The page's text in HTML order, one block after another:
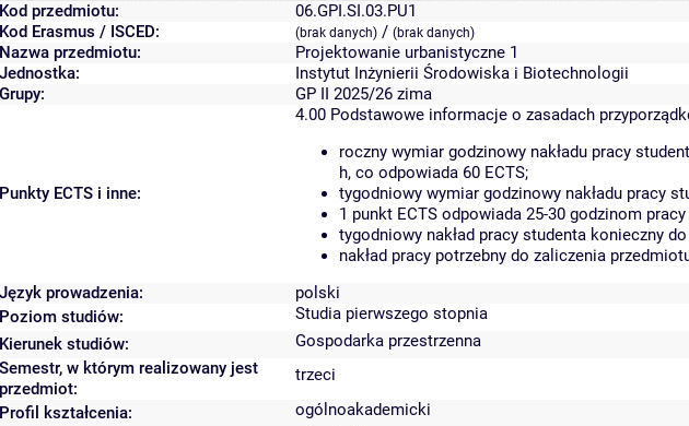
Kod przedmiotu:
06.GPI.SI.03.PU1
Kod Erasmus / ISCED:
(brak danych) / (brak danych)
Nazwa przedmiotu:
Projektowanie urbanistyczne 1
Jednostka:
Instytut Inżynierii Środowiska i Biotechnologii
Grupy:
GP II 2025/26 zima
Punkty ECTS i inne:
4.00 Podstawowe informacje o zasadach
roczny wymiar godzinowy nakładu pracy
h, co odpowiada 60 ECTS;
tygodniowy wymiar godzinowy nakładu pracy
1 punkt ECTS odpowiada 25-30 godzinom
tygodniowy nakład pracy studenta konieczny
nakład pracy potrzebny do zaliczenia
Język prowadzenia:
polski
Poziom studiów:
Studia pierwszego stopnia
Kierunek studiów:
Gospodarka przestrzenna
Semestr, w którym realizowany jest
przedmiot:
trzeci
Profil kształcenia:
ogólnoakademicki